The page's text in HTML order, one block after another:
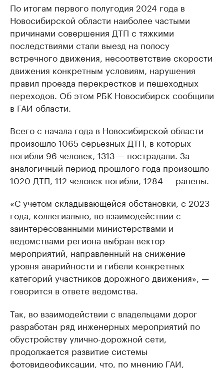
По итогам первого полугодия 2024 года в
Новосибирской области наиболее частыми
причинами совершения ДТП с тяжкими
последствиями стали выезд на полосу
встречного движения, несоответствие скорости
движения конкретным условиям, нарушения
правил проезда перекрестков и пешеходных
переходов. Об этом РБК Новосибирск сообщили
в ГАИ области.
Всего с начала года в Новосибирской области
произошло 1065 серьезных ДТП, в которых
погибли 96 человек, 1313 — пострадали. За
аналогичный период прошлого года произошло
1020 ДТП, 112 человек погибли, 1284 — ранены.
«С учетом складывающейся обстановки, с 2023
года, коллегиально, во взаимодействии с
заинтересованными министерствами и
ведомствами региона выбран вектор
мероприятий, направленный на снижение
уровня аварийности и гибели конкретных
категорий участников дорожного движения», —
говорится в ответе ведомства.
Так, во взаимодействии с владельцами дорог
разработан ряд инженерных мероприятий по
обустройству улично-дорожной сети,
продолжается развитие системы
фотовидеофиксации, что, по мнению ГАИ,